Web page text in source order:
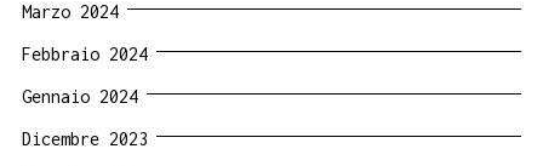
Marzo 2024
Febbraio 2024
Gennaio 2024
Dicembre 2023